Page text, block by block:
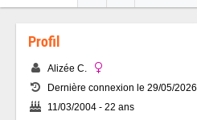
Profil
Alizée C.
Dernière connexion le 29/05/2026
11/03/2004 - 22 ans